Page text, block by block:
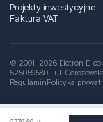
Projekty inwestycyjne
Faktura VAT
© 2001–2026 Elctron E-
525059580 · ul.
RegulaminPolityka